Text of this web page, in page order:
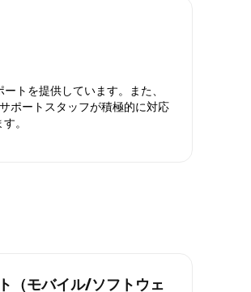
トを提供しています。また、
ポートスタッフが積極的に対応
。
（モバイル/ソフトウェ